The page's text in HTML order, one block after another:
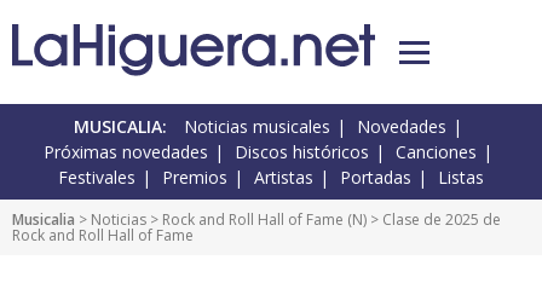
MUSICALIA: Noticias musicales
Novedades
Próximas novedades
Discos históricos
Canciones
Festivales
Premios Artistas Portadas Listas
Musicalia > Noticias > Rock and Roll Hall of Fame (N) > Clase de 2025 de
Rock and Roll Hall of Fame